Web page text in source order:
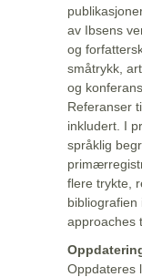
av Ibsens
og
småtrykk,
og
Referanser
inkludert. I
språklig
flere trykte,
approaches
Oppdateres